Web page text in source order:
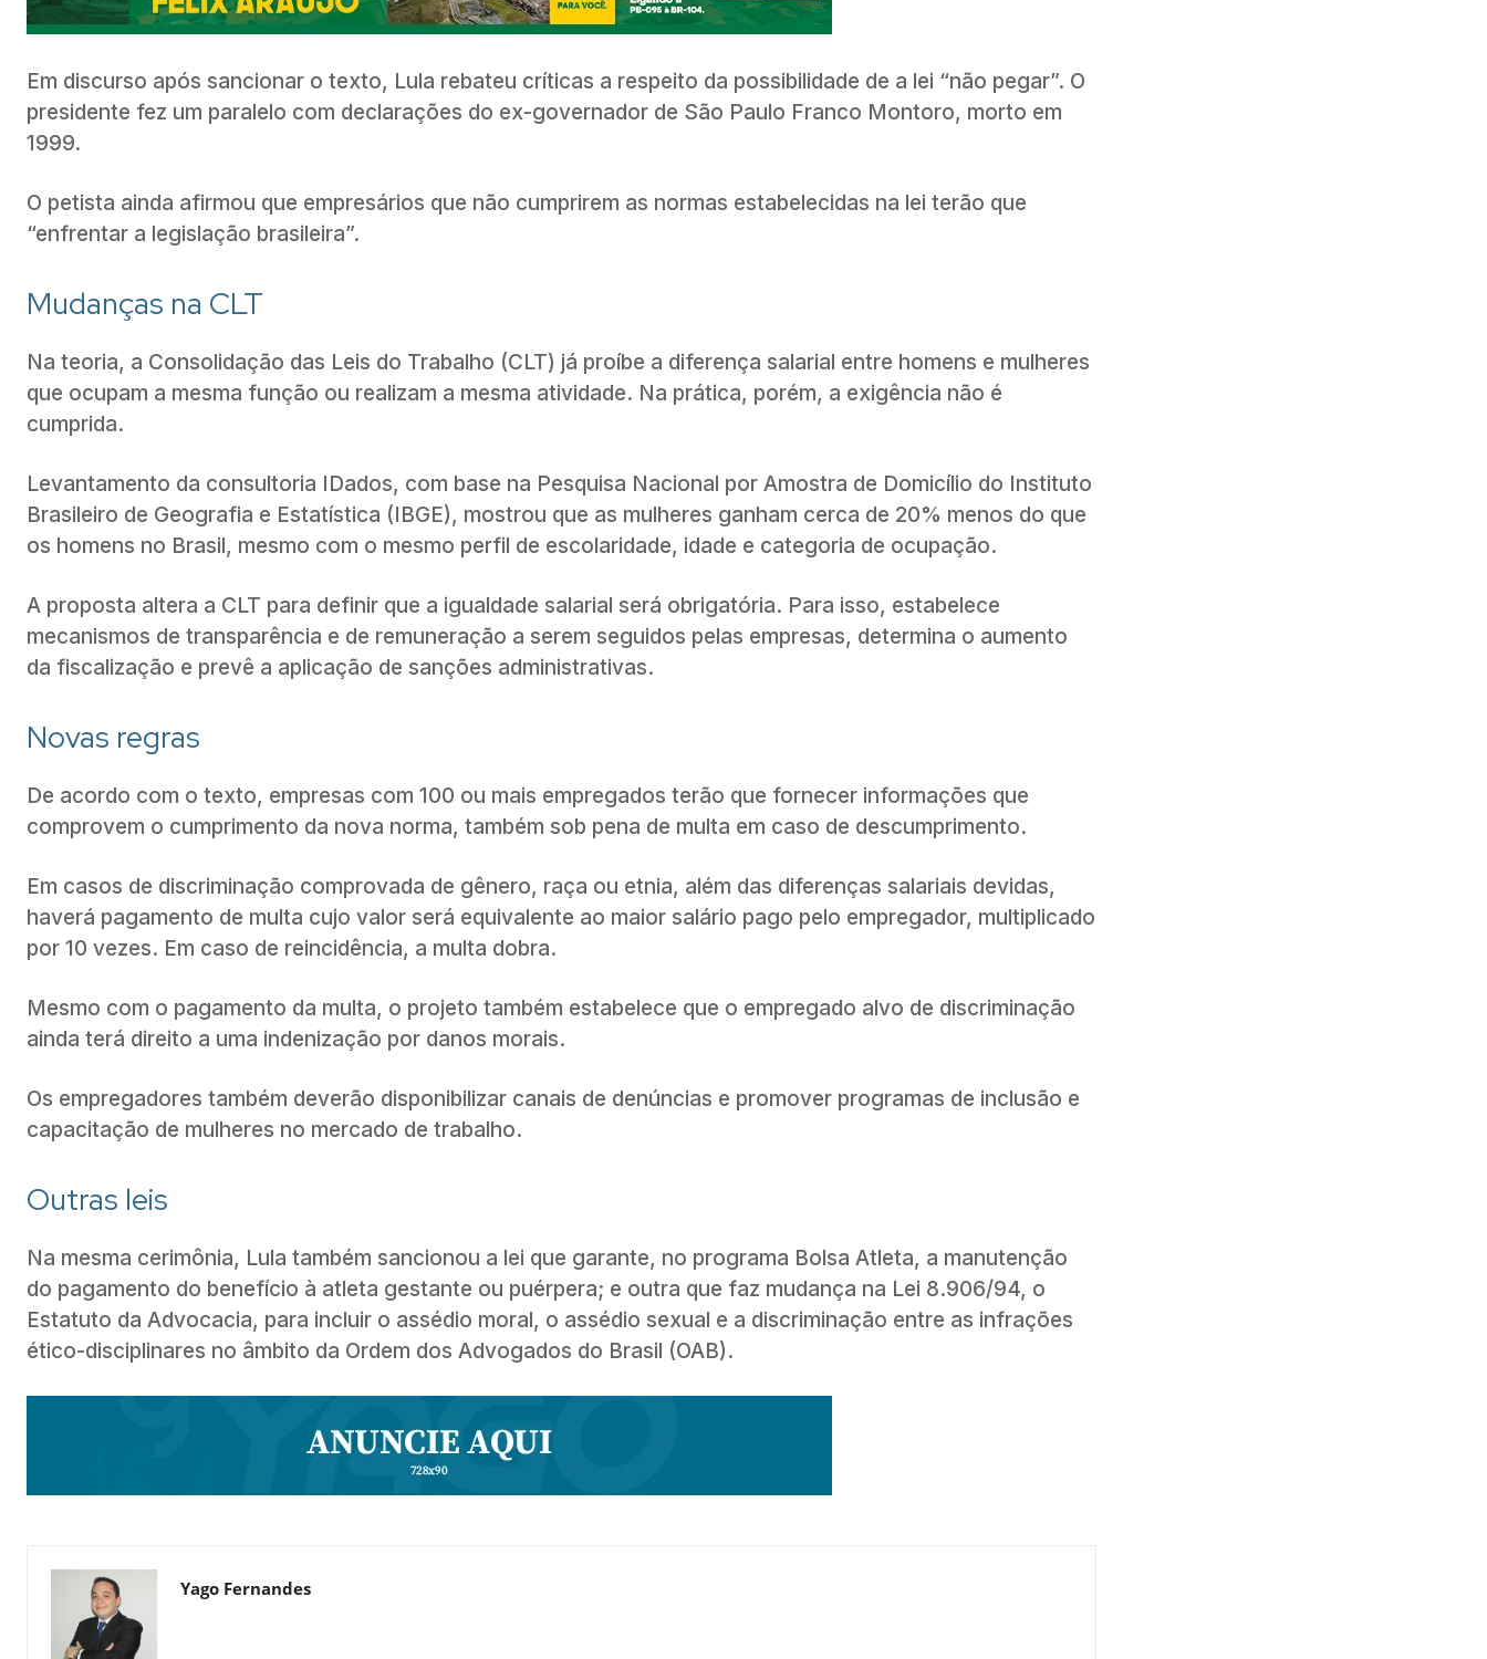
Em discurso após sancionar o texto, Lula rebateu críticas a respeito da possibilidade de a lei “não pegar”. O
presidente fez um paralelo com declarações do ex-governador de São Paulo Franco Montoro, morto em
1999.
O petista ainda afirmou que empresários que não cumprirem as normas estabelecidas na lei terão que
“enfrentar a legislação brasileira”.
Mudanças na CLT
Na teoria, a Consolidação das Leis do Trabalho (CLT) já proíbe a diferença salarial entre homens e mulheres
que ocupam a mesma função ou realizam a mesma atividade. Na prática, porém, a exigência não é
cumprida.
Levantamento da consultoria IDados, com base na Pesquisa Nacional por Amostra de Domicílio do Instituto
Brasileiro de Geografia e Estatística (IBGE), mostrou que as mulheres ganham cerca de 20% menos do que
os homens no Brasil, mesmo com o mesmo perfil de escolaridade, idade e categoria de ocupação.
A proposta altera a CLT para definir que a igualdade salarial será obrigatória. Para isso, estabelece
mecanismos de transparência e de remuneração a serem seguidos pelas empresas, determina o aumento
da fiscalização e prevê a aplicação de sanções administrativas.
Novas regras
De acordo com o texto, empresas com 100 ou mais empregados terão que fornecer informações que
comprovem o cumprimento da nova norma, também sob pena de multa em caso de descumprimento.
Em casos de discriminação comprovada de gênero, raça ou etnia, além das diferenças salariais devidas,
haverá pagamento de multa cujo valor será equivalente ao maior salário pago pelo empregador, multiplicado
por 10 vezes. Em caso de reincidência, a multa dobra.
Mesmo com o pagamento da multa, o projeto também estabelece que o empregado alvo de discriminação
ainda terá direito a uma indenização por danos morais.
Os empregadores também deverão disponibilizar canais de denúncias e promover programas de inclusão e
capacitação de mulheres no mercado de trabalho.
Outras leis
Na mesma cerimônia, Lula também sancionou a lei que garante, no programa Bolsa Atleta, a manutenção
do pagamento do benefício à atleta gestante ou puérpera; e outra que faz mudança na Lei 8.906/94, o
Estatuto da Advocacia, para incluir o assédio moral, o assédio sexual e a discriminação entre as infrações
ético-disciplinares no âmbito da Ordem dos Advogados do Brasil (OAB).
Yago Fernandes